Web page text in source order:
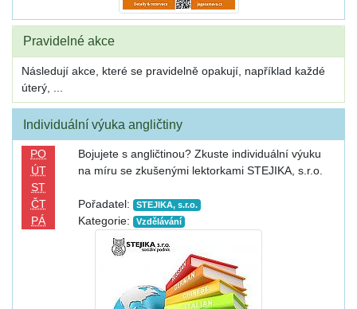
Pravidelné akce
Následují akce, které se pravidelně opakují, například každé
úterý, ...
Individuální výuka angličtiny
PO
ÚT
ST
ČT
PÁ
Bojujete s angličtinou? Zkuste individuální výuku
na míru se zkušenými lektorkami STEJIKA, s.r.o.
Pořadatel: STEJIKA, s.r.o.
Kategorie: Vzdělávání